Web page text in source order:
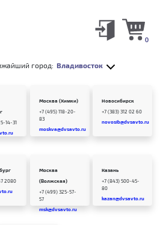
город: Владивосток
0
14-31
Москва (Химки)
+7 (495) 118-20-
83
moskva@dvsavto.ru
Новосибирск
+7 (383) 312 02 60
novosib@dvsavto.ru
2080
Москва
(Волжская)
+7 (499) 325-57-
57
msk@dvsavto.ru
Казань
+7 (843) 500-45-
80
kazan@dvsavto.ru